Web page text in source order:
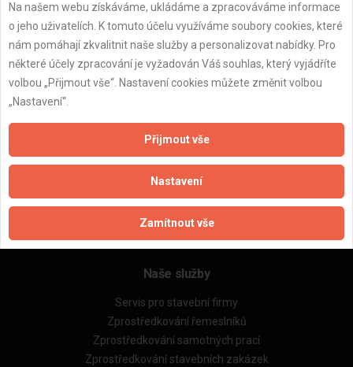
Důležité informace
Zpracování a ochrana osobních údajů
Zásady pro používání souborů cookie
Obchodní podmínky (zprostředkování)
Naše služby
Servis pro stavební firmy
Zprostředkování řemeslníků
Zprostředkování samotných prací
Zprostředkování stavebních zakázek
Na našem webu získáváme, ukládáme a zpracováváme informace
o jeho uživatelích. K tomuto účelu využíváme soubory cookies, které
nám pomáhají zkvalitnit naše služby a personalizovat nabídky. Pro
některé účely zpracování je vyžadován Váš souhlas, který vyjádříte
volbou „Přijmout vše“. Nastavení cookies můžete změnit volbou
„Nastavení“.
Přijmout vše
Nastavení
Zamítnout vše